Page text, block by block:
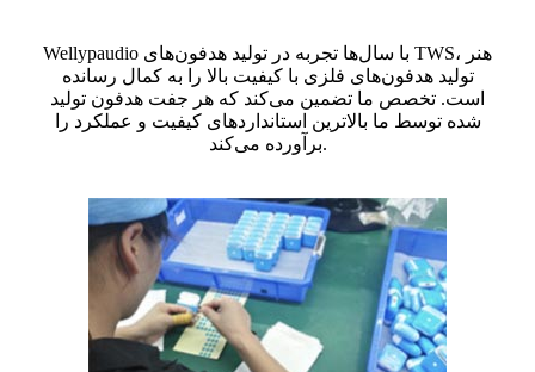
Wellypaudio با سال‌ها تجربه در تولید هدفون‌های TWS، هنر
تولید هدفون‌های فلزی با کیفیت بالا را به کمال رسانده
است. تخصص ما تضمین می‌کند که هر جفت هدفون تولید
شده توسط ما بالاترین استانداردهای کیفیت و عملکرد را
برآورده می‌کند.